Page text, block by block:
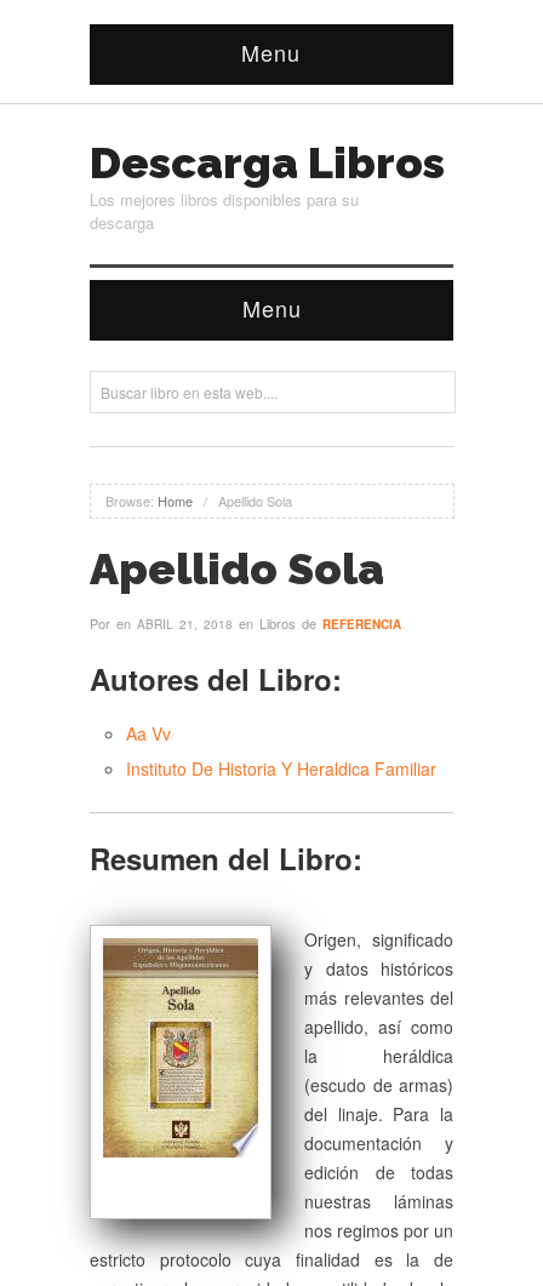
Menu
Descarga Libros
Los mejores libros disponibles para su
descarga
Menu
Browse: Home / Apellido Sola
Apellido Sola
Por en ABRIL 21, 2018 en Libros de REFERENCIA
Autores del Libro:
Aa Vv
Instituto De Historia Y Heraldica Familiar
Resumen del Libro:
Origen, significado
y datos históricos
más relevantes del
apellido, así como
la heráldica
(escudo de armas)
del linaje. Para la
documentación y
edición de todas
nuestras láminas
nos regimos por un
estricto protocolo cuya finalidad es la de